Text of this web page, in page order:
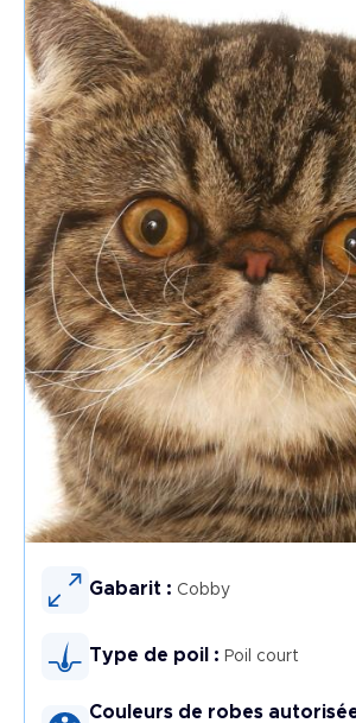
Gabarit : Cobby
Type de poil : Poil court
Couleurs de robes